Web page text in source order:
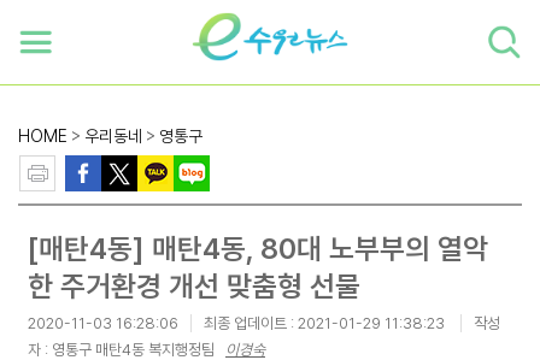
HOME > 우리동네 > 영통구
[매탄4동] 매탄4동, 80대 노부부의 열악
한 주거환경 개선 맞춤형 선물
2020-11-03 16:28:06 최종 업데이트 : 2021-01-29 11:38:23
작성
자 : 영통구 매탄4동 복지행정팀
이경숙